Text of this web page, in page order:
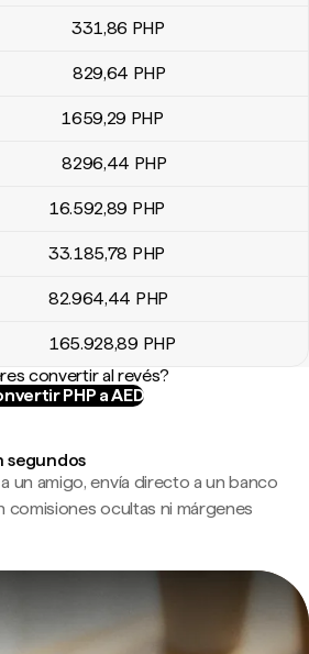
331,86 PHP
829,64 PHP
1659,29 PHP
8296,44 PHP
16.592,89 PHP
33.185,78 PHP
82.964,44 PHP
165.928,89 PHP
convertir al revés?
PHP a AED
segundos
un amigo, envía directo a un banco
comisiones ocultas ni márgenes